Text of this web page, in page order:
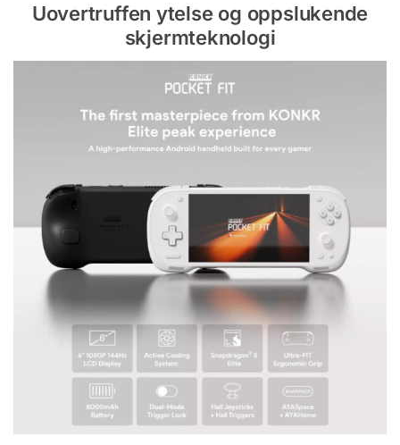
Uovertruffen ytelse og oppslukende
skjermteknologi